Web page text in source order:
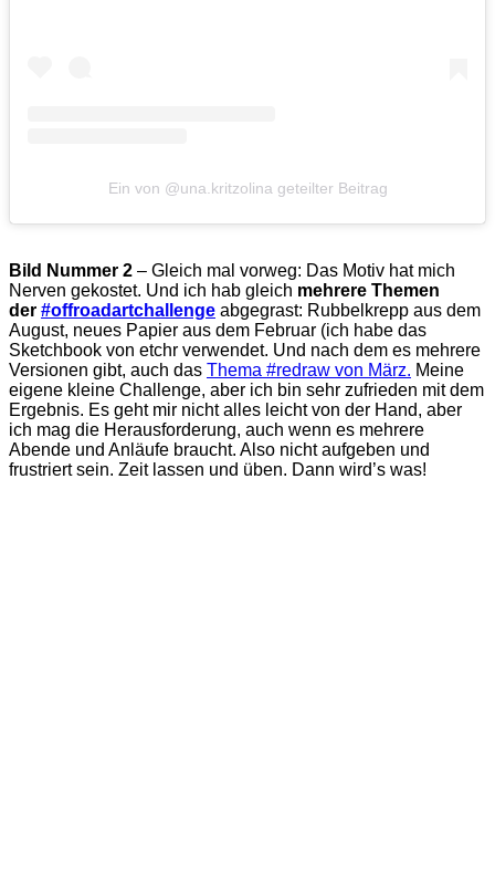
Ein von @una.kritzolina geteilter Beitrag
Bild Nummer 2 – Gleich mal vorweg: Das Motiv hat mich
Nerven gekostet. Und ich hab gleich mehrere Themen
der #offroadartchallenge abgegrast: Rubbelkrepp aus dem
August, neues Papier aus dem Februar (ich habe das
Sketchbook von etchr verwendet. Und nach dem es mehrere
Versionen gibt, auch das Thema #redraw von März. Meine
eigene kleine Challenge, aber ich bin sehr zufrieden mit dem
Ergebnis. Es geht mir nicht alles leicht von der Hand, aber
ich mag die Herausforderung, auch wenn es mehrere
Abende und Anläufe braucht. Also nicht aufgeben und
frustriert sein. Zeit lassen und üben. Dann wird’s was!